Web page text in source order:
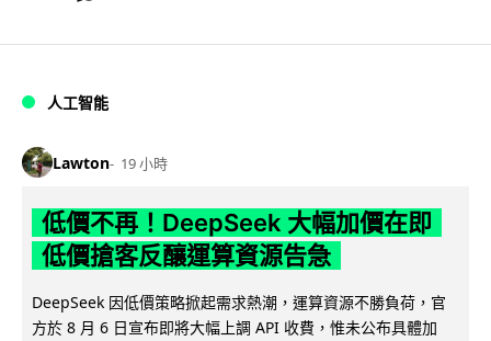
人工智能
Lawton 19 小時
低價不再！DeepSeek 大幅加價在即
低價搶客反釀運算資源告急
DeepSeek 因低價策略掀起需求熱潮，運算資源不勝負荷，官
方於 8 月 6 日宣布即將大幅上調 API 收費，惟未公布具體加